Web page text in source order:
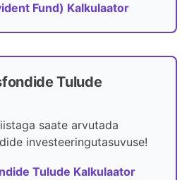
Fund) Kalkulaator
Tulude
saate arvutada
investeeringutasuvuse!
Tulude Kalkulaator